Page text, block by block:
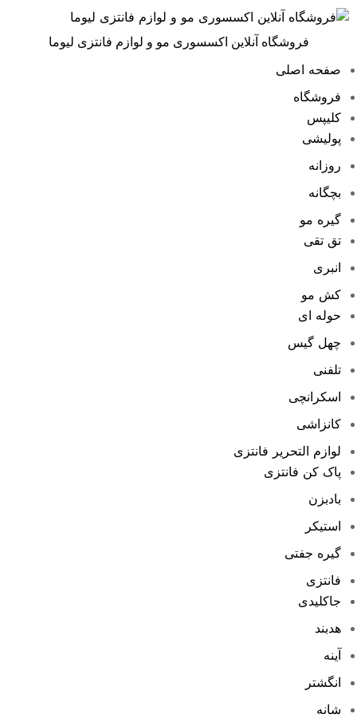
فروشگاه آنلاین اکسسوری مو و لوازم فانتزی لیوما
صفحه اصلی
فروشگاه
کلیپس
پولیشی
روزانه
بچگانه
گیره مو
تق تقی
انبری
کش مو
حوله ای
چهل گیس
تلفنی
اسکرانچی
کانزاشی
لوازم التحریر فانتزی
پاک کن فانتزی
بادبزن
استیکر
گیره جفتی
فانتزی
جاکلیدی
هدبند
آینه
انگشتر
شانه